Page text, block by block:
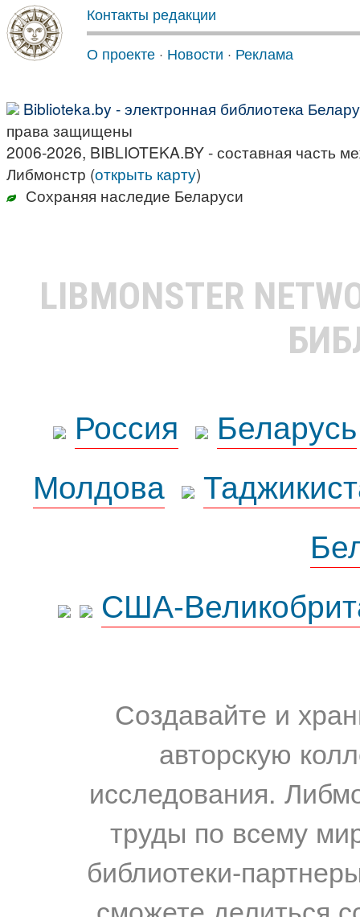
Контакты редакции
О проекте · Новости · Реклама
Biblioteka.by - электронная библиотека
права защищены
2006-2026, BIBLIOTEKA.BY - составная часть
Либмонстр (открыть карту)
Сохраняя наследие Беларуси
LIBMONSTER
Россия
Беларусь
Молдова
США-
Создавайте и
авторскую
исследования.
труды по всему
библиотеки-